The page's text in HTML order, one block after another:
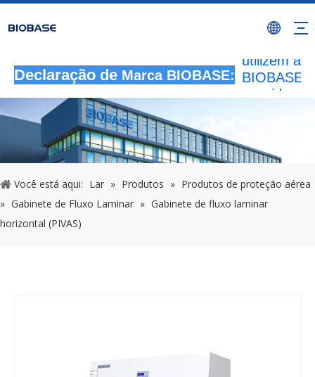
Declaração de Marca BIOBASE:
Todas as
atividades
utilizem a
BIOBASE
Você está aqui: Lar » Produtos » Produtos de proteção aérea
» Gabinete de Fluxo Laminar » Gabinete de fluxo laminar
horizontal (PIVAS)